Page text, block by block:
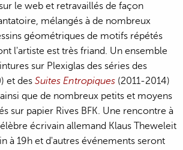
le web et retravaillés de façon
mélangés à de nombreux
géométriques de motifs répétés
l'artiste est très friand. Un ensemble
sur Plexiglas des séries des
et des Suites Entropiques (2011-2014)
que de nombreux petits et moyens
sur papier Rives BFK. Une rencontre à
écrivain allemand Klaus Theweleit
à 19h et d'autres événements seront